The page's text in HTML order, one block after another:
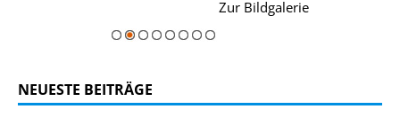
NEUESTE BEITRÄGE